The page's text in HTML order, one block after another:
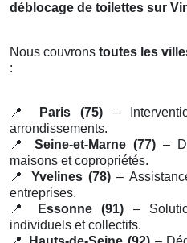
déblocage de toilettes sur
Nous couvrons toutes les
:
📍 Paris (75) –
arrondissements.
📍
Seine-et-Marne (77)–
maisons et copropriétés.
📍
Yvelines (78) –
entreprises.
📍
Essonne (91) –
individuels et collectifs.